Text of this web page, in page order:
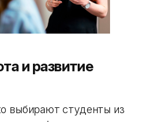
и развитие
выбирают студенты из